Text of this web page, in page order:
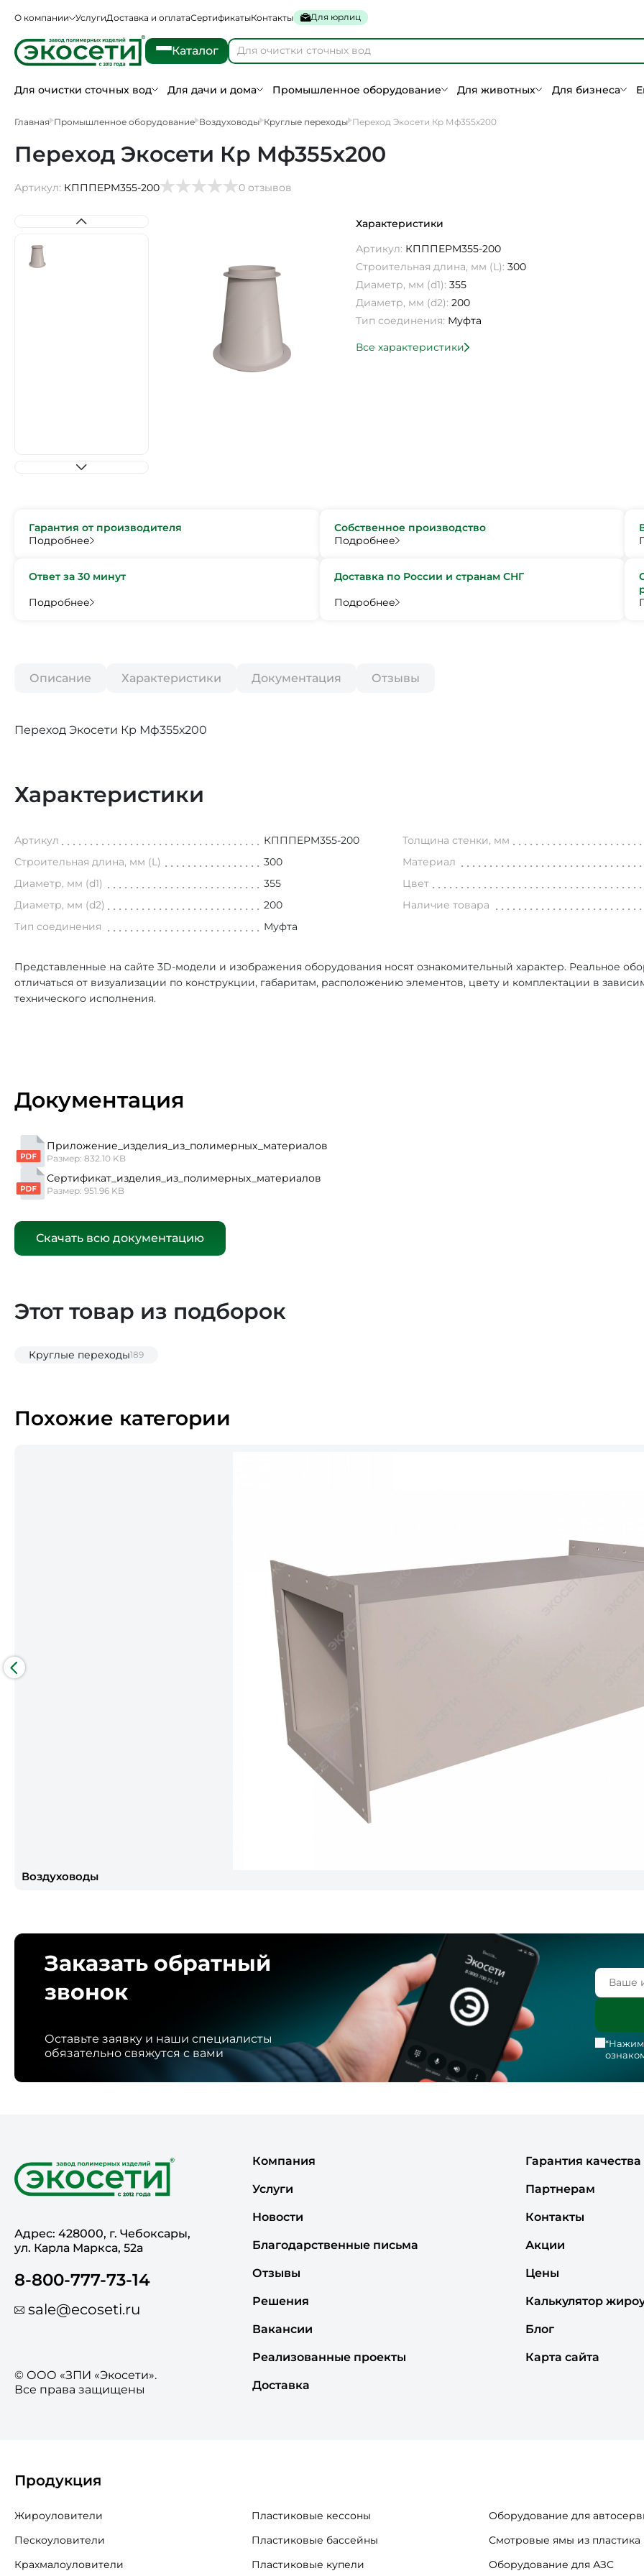
О компании УслугиДоставка и оплатаСертификатыКонтакты Для юрлиц
Каталог
Для очистки сточных вод Для дачи и дома Промышленное оборудование Для животных Для бизнеса
Главная Промышленное оборудование Воздуховоды Круглые переходы Переход Экосети Кр Мф355х200
Переход Экосети Кр Мф355х200
Артикул: КПППEPM355-200 0 отзывов
Характеристики
Артикул: КПППEPM355-200
Строительная длина, мм (L): 300
Диаметр, мм (d1): 355
Диаметр, мм (d2): 200
Тип соединения: Муфта
Все характеристики
Гарантия от производителя
Подробнее
Собственное производство
Подробнее
Ответ за 30 минут
Подробнее
Доставка по России и странам СНГ
Подробнее
Описание Характеристики Документация Отзывы
Переход Экосети Кр Мф355х200
Характеристики
Артикул
КПППEPM355-200
Строительная длина, мм (L)
300
Диаметр, мм (d1)
355
Диаметр, мм (d2)
200
Тип соединения
Муфта
Толщина стенки, мм
Материал
Цвет
Наличие товара
Представленные на сайте 3D-модели и изображения оборудования носят ознакомительный характер. Реальное
отличаться от визуализации по конструкции, габаритам, расположению элементов, цвету и комплектации в
технического исполнения.
Документация
Приложение_изделия_из_полимерных_материалов
Размер: 832.10 KB
Сертификат_изделия_из_полимерных_материалов
Размер: 951.96 KB
Скачать всю документацию
Этот товар из подборок
Круглые переходы189
Похожие категории
Воздуховоды
Заказать обратный
звонок
Оставьте заявку и наши специалисты
обязательно свяжутся с вами
Адрес: 428000, г. Чебоксары,
ул. Карла Маркса, 52а
8-800-777-73-14
sale@ecoseti.ru
© ООО «ЗПИ «Экосети».
Все права защищены
Компания
Услуги
Новости
Благодарственные письма
Отзывы
Решения
Вакансии
Реализованные проекты
Доставка
Гарантия качества
Партнерам
Контакты
Акции
Цены
Калькулятор
Блог
Карта сайта
Продукция
Жироуловители
Пескоуловители
Крахмалоуловители
Пластиковые кессоны
Пластиковые бассейны
Пластиковые купели
Оборудование для
Смотровые ямы из пластика
Оборудование для АЗС